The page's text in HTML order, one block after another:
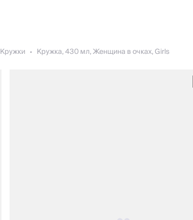
Кружки Кружка, 430 мл, Женщина в очках, Girls